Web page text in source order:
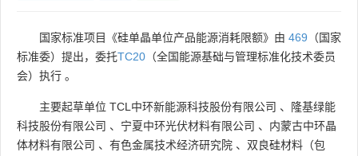
国家标准项目《硅单晶单位产品能源消耗限额》由 469 （国家
标准委）提出，委托TC20 （全国能源基础与管理标准化技术委员
会）执行 。
主要起草单位 TCL中环新能源科技股份有限公司 、
隆基绿能
科技股份有限公司 、 宁夏中环光伏材料有限公司 、 内蒙古中环晶
体材料有限公司 、 有色金属技术经济研究院 、 双良硅材料（包